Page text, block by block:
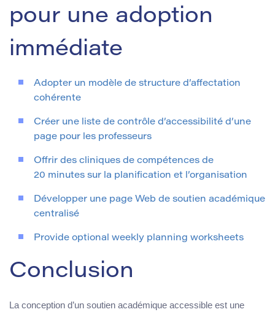
pour une adoption
immédiate
Adopter un modèle de structure d’affectation
cohérente
Créer une liste de contrôle d’accessibilité d’une
page pour les professeurs
Offrir des cliniques de compétences de
20 minutes sur la planification et l’organisation
Développer une page Web de soutien académique
centralisé
Provide optional weekly planning worksheets
Conclusion
La conception d’un soutien académique accessible est une